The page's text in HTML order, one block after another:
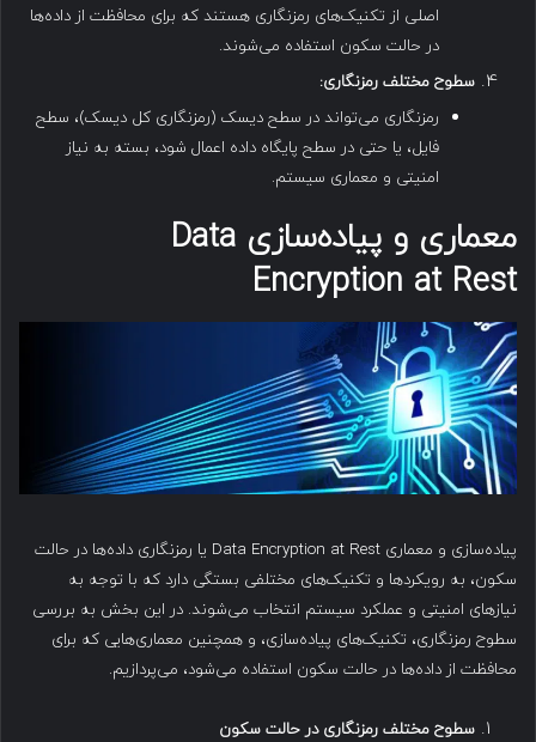
اصلی از تکنیک‌های رمزنگاری هستند که برای محافظت از داده‌ها
در حالت سکون استفاده می‌شوند.
سطوح مختلف رمزنگاری:
رمزنگاری می‌تواند در سطح دیسک (رمزنگاری کل دیسک)، سطح
فایل، یا حتی در سطح پایگاه داده اعمال شود، بسته به نیاز
امنیتی و معماری سیستم.
معماری و پیاده‌سازی Data
Encryption at Rest
پیاده‌سازی و معماری Data Encryption at Rest یا رمزنگاری داده‌ها در حالت
سکون، به رویکردها و تکنیک‌های مختلفی بستگی دارد که با توجه به
نیازهای امنیتی و عملکرد سیستم انتخاب می‌شوند. در این بخش به بررسی
سطوح رمزنگاری، تکنیک‌های پیاده‌سازی، و همچنین معماری‌هایی که برای
محافظت از داده‌ها در حالت سکون استفاده می‌شود، می‌پردازیم.
سطوح مختلف رمزنگاری در حالت سکون